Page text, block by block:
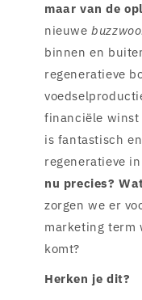
maar van de
nieuwe
binnen en
regeneratieve
financiële winst
is fantastisch
regeneratieve
nu precies?
zorgen we er
marketing term
komt?
Herken je dit?